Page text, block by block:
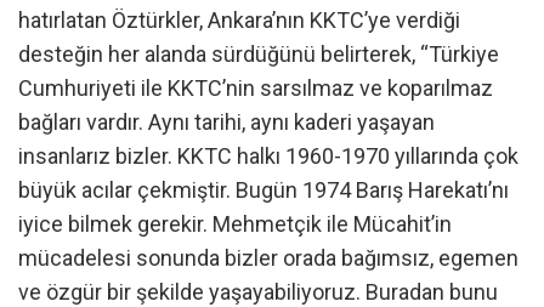
hatırlatan Öztürkler, Ankara’nın KKTC’ye verdiği
desteğin her alanda sürdüğünü belirterek, “Türkiye
Cumhuriyeti ile KKTC’nin sarsılmaz ve koparılmaz
bağları vardır. Aynı tarihi, aynı kaderi yaşayan
insanlarız bizler. KKTC halkı 1960-1970 yıllarında çok
büyük acılar çekmiştir. Bugün 1974 Barış Harekatı’nı
iyice bilmek gerekir. Mehmetçik ile Mücahit’in
mücadelesi sonunda bizler orada bağımsız, egemen
ve özgür bir şekilde yaşayabiliyoruz. Buradan bunu